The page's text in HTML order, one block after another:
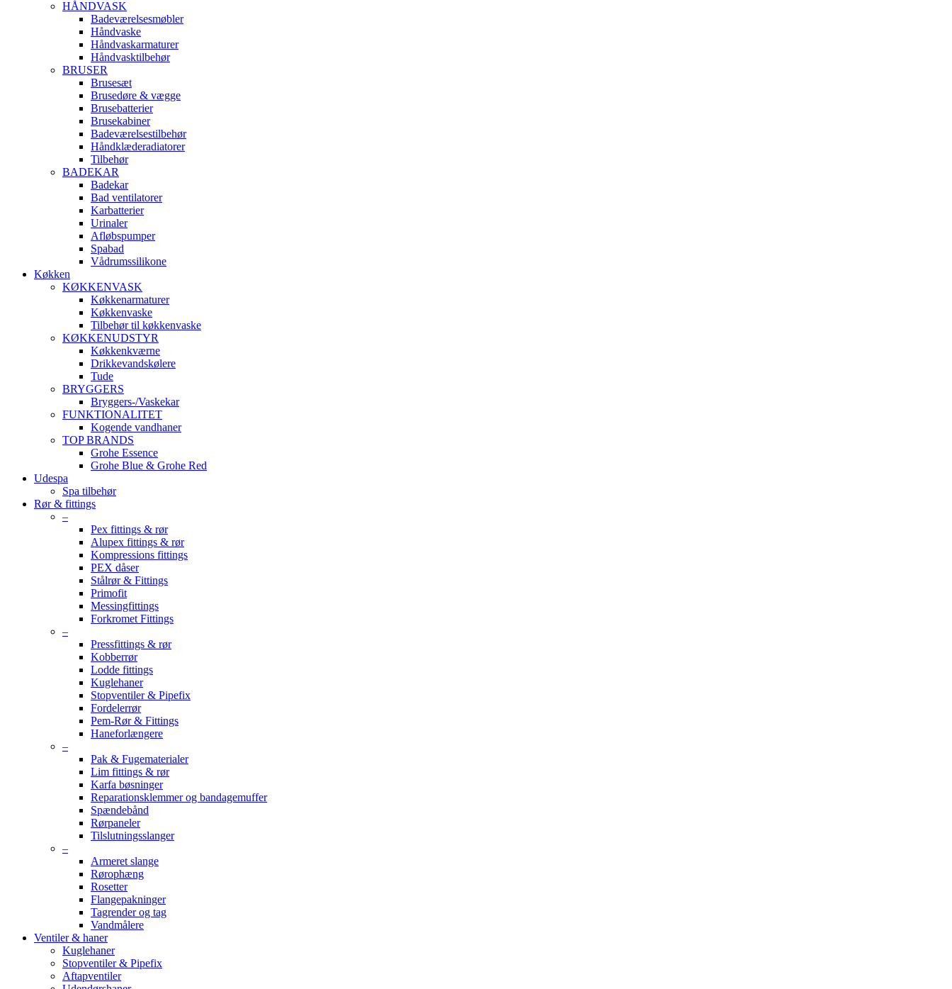
HÅNDVASK
Badeværelsesmøbler
Håndvaske
Håndvaskarmaturer
Håndvasktilbehør
BRUSER
Brusesæt
Brusedøre & vægge
Brusebatterier
Brusekabiner
Badeværelsestilbehør
Håndklæderadiatorer
Tilbehør
BADEKAR
Badekar
Bad ventilatorer
Karbatterier
Urinaler
Afløbspumper
Spabad
Vådrumssilikone
Køkken
KØKKENVASK
Køkkenarmaturer
Køkkenvaske
Tilbehør til køkkenvaske
KØKKENUDSTYR
Køkkenkværne
Drikkevandskølere
Tude
BRYGGERS
Bryggers-/Vaskekar
FUNKTIONALITET
Kogende vandhaner
TOP BRANDS
Grohe Essence
Grohe Blue & Grohe Red
Udespa
Spa tilbehør
Rør & fittings
–
Pex fittings & rør
Alupex fittings & rør
Kompressions fittings
PEX dåser
Stålrør & Fittings
Primofit
Messingfittings
Forkromet Fittings
–
Pressfittings & rør
Kobberrør
Lodde fittings
Kuglehaner
Stopventiler & Pipefix
Fordelerrør
Pem-Rør & Fittings
Haneforlængere
–
Pak & Fugematerialer
Lim fittings & rør
Karfa bøsninger
Reparationsklemmer og bandagemuffer
Spændebånd
Rørpaneler
Tilslutningsslanger
–
Armeret slange
Rørophæng
Rosetter
Flangepakninger
Tagrender og tag
Vandmålere
Ventiler & haner
Kuglehaner
Stopventiler & Pipefix
Aftapventiler